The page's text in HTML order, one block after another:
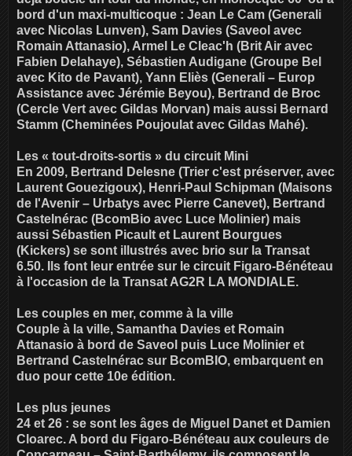
bord d'un maxi-multicoque : Jean Le Cam (Generali
avec Nicolas Lunven), Sam Davies (Saveol avec
Romain Attanasio), Armel Le Cleac'h (Brit Air avec
Fabien Delahaye), Sébastien Audigane (Groupe Bel
avec Kito de Pavant), Yann Eliès (Generali – Europ
Assistance avec Jérémie Beyou), Bertrand de Broc
(Cercle Vert avec Gildas Morvan) mais aussi Bernard
Stamm (Cheminées Poujoulat avec Gildas Mahé).
Les « tout-droits-sortis » du circuit Mini
En 2009, Bertrand Delesne (Trier c'est préserver, avec
Laurent Gouezigoux), Henri-Paul Schipman (Maisons
de l'Avenir – Urbatys avec Pierre Canevet), Bertrand
Castelnérac (BcomBio avec Luce Molinier) mais
aussi Sébastien Picault et Laurent Bourgues
(Kickers) se sont illustrés avec brio sur la Transat
6.50. Ils font leur entrée sur le circuit Figaro-Bénéteau
à l'occasion de la Transat AG2R LA MONDIALE.
Les couples en mer, comme à la ville
Couple à la ville, Samantha Davies et Romain
Attanasio à bord de Saveol puis Luce Molinier et
Bertrand Castelnérac sur BcomBIO, embarquent en
duo pour cette 10e édition.
Les plus jeunes
24 et 26 : se sont les âges de Miguel Danet et Damien
Cloarec. A bord du Figaro-Bénéteau aux couleurs de